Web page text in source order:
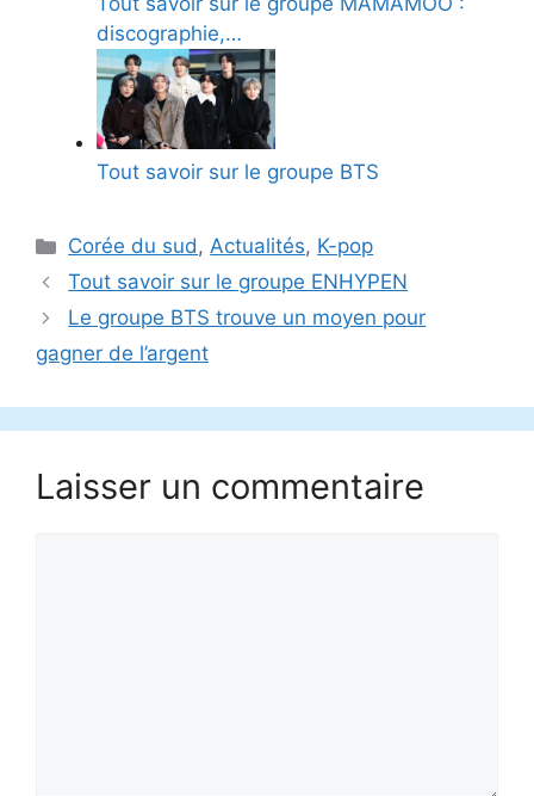
discographie,…
Tout savoir sur le groupe BTS
Catégories
Corée du sud,Actualités, K-pop
Tout savoir sur le groupe ENHYPEN
Le groupe BTS trouve un moyen pour
gagner de l’argent
Laisser un commentaire